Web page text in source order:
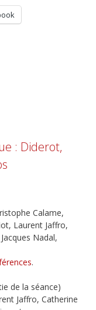
: Diderot,
Calame,
Laurent Jaffro,
Nadal,
.
de la séance)
Jaffro, Catherine